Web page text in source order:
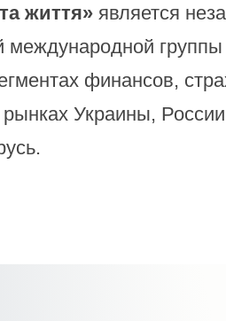
життя» является
международной
финансов,
Украины,